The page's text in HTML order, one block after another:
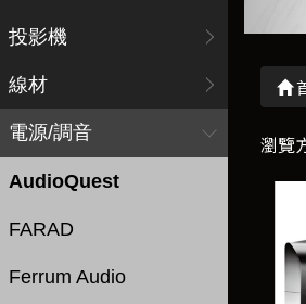
投影機
線材
電源/調音
AudioQuest
FARAD
Ferrum Audio
瀏覽